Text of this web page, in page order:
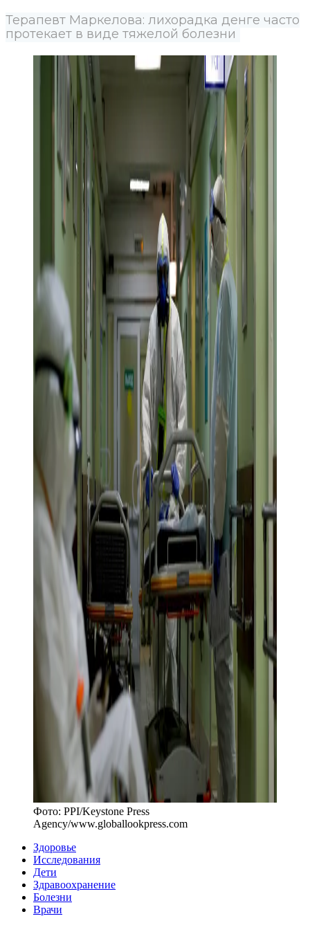
Терапевт Маркелова: лихорадка денге часто
протекает в виде тяжелой болезни
Фото: PPI/Keystone Press
Agency/www.globallookpress.com
Здоровье
Исследования
Дети
Здравоохранение
Болезни
Врачи